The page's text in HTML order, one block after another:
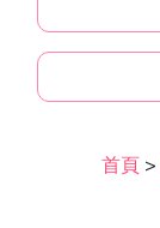
首頁 >